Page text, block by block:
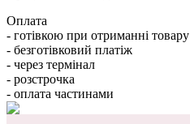
Оплата
- готівкою при отриманні товару
- безготівковий платіж
- через термінал
- розстрочка
- оплата частинами